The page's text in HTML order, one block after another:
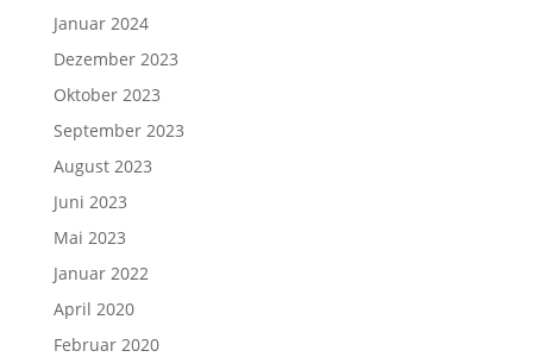
Januar 2024
Dezember 2023
Oktober 2023
September 2023
August 2023
Juni 2023
Mai 2023
Januar 2022
April 2020
Februar 2020